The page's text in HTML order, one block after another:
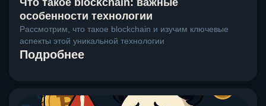
Что такое blockchain: важные
особенности технологии
Рассмотрим, что такое blockchain и изучим ключевые
аспекты этой уникальной технологии
Подробнее